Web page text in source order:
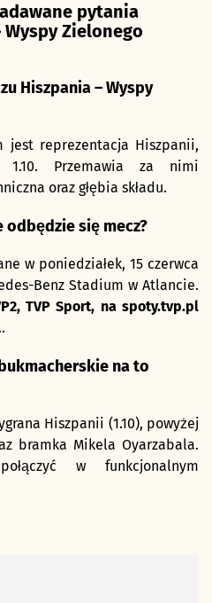
pytania
Zielonego
Hiszpania – Wyspy
jest reprezentacja Hiszpanii,
Przemawia za nimi
oraz głębia składu.
się mecz?
w poniedziałek, 15 czerwca
Benz Stadium w Atlancie.
TVP Sport, na spoty.tvp.pl
na to
Hiszpanii (1.10), powyżej
bramka Mikela Oyarzabala.
w funkcjonalnym